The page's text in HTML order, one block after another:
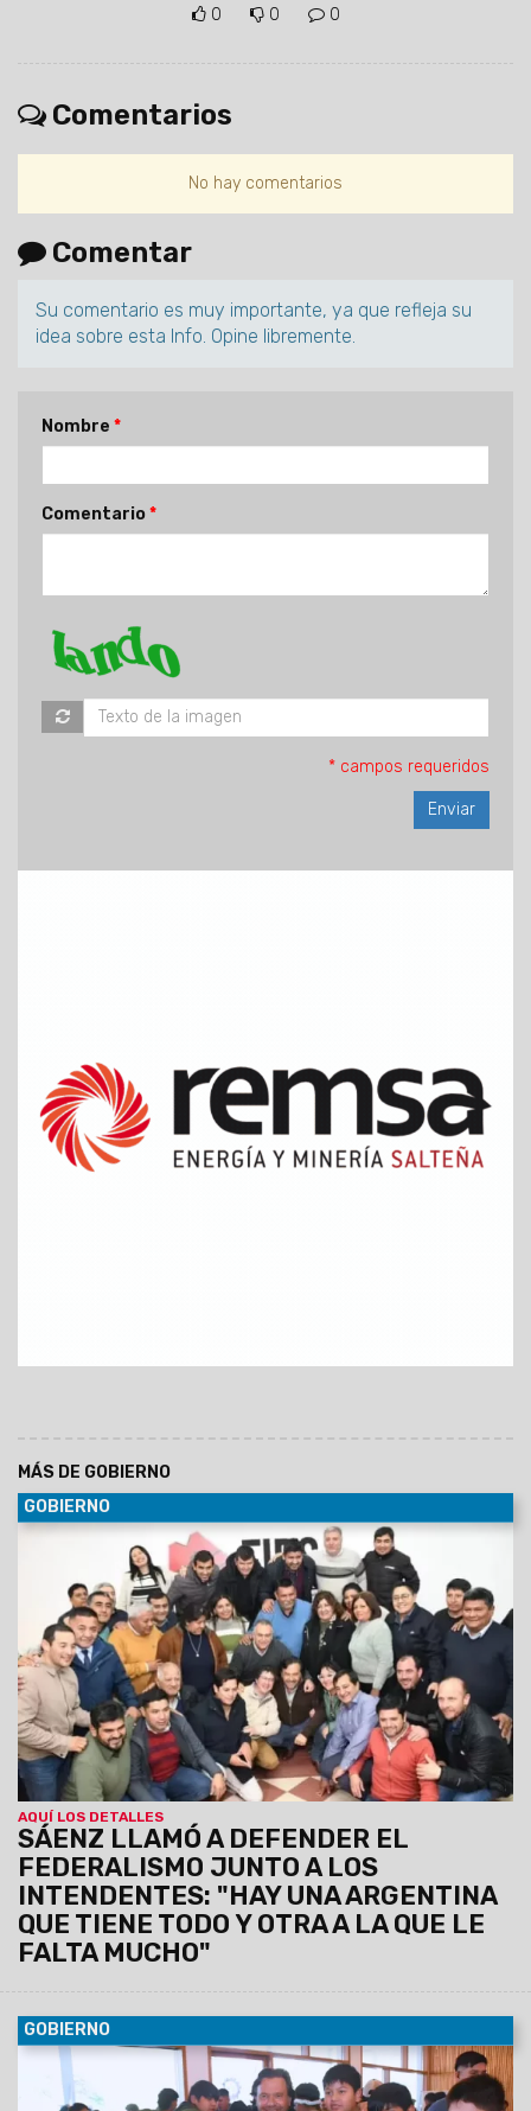
0 0 0
Comentarios
No hay comentarios
Comentar
Su comentario es muy importante, ya que refleja su
idea sobre esta Info. Opine libremente.
Nombre
Comentario
* campos requeridos
MÁS DE GOBIERNO
GOBIERNO
AQUÍ LOS DETALLES
SÁENZ LLAMÓ A DEFENDER EL
FEDERALISMO JUNTO A LOS
INTENDENTES: "HAY UNA ARGENTINA
QUE TIENE TODO Y OTRA A LA QUE LE
FALTA MUCHO"
30/06/2029
Al participar de la Asamblea del Foro de
intendentes donde se ratificó la conducción de Marcelo
Moisés y Efraín Orosco, el Gobernador destacó el orden
financiero de Salta pese a la deuda heredada y el escenario
nacional. Aseguró que Gobierno provincial y los intendentes
forman un mismo equipo, unidos por la gente.
GOBIERNO
09/08/2026
El Gobernador estuvo presente en la muestra
que contó con la participación de más de 65 instituciones.